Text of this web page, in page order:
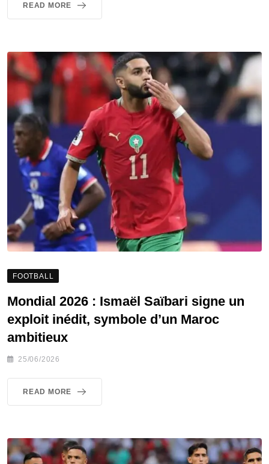
READ MORE
FOOTBALL
Mondial 2026 : Ismaël Saïbari signe un
exploit inédit, symbole d’un Maroc
ambitieux
25/06/2026
READ MORE